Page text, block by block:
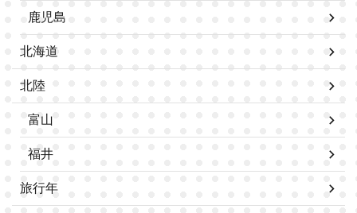
鹿児島
北海道
北陸
富山
福井
旅行年